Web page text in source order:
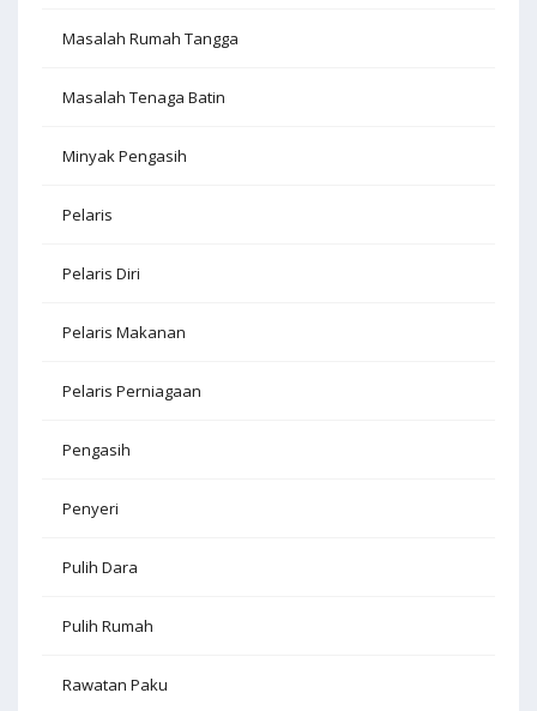
Masalah Rumah Tangga
Masalah Tenaga Batin
Minyak Pengasih
Pelaris
Pelaris Diri
Pelaris Makanan
Pelaris Perniagaan
Pengasih
Penyeri
Pulih Dara
Pulih Rumah
Rawatan Paku